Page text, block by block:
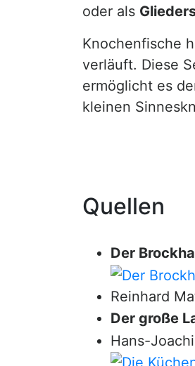
oder als
Knochenfische
verläuft. Diese
ermöglicht es
kleinen
Quellen
Der
Reinhard
Der große
Hans-